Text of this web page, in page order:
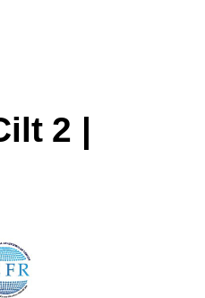
2 |